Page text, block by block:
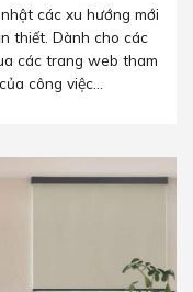
các xu hướng mới
thiết. Dành cho các
các trang web tham
công việc...